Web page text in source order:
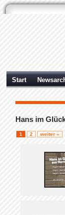
Start
Hans im
1 2 weiter »